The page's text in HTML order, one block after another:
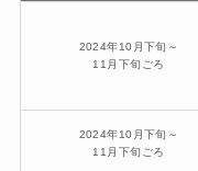
2024年10月下旬～
11月下旬ごろ
2024年10月下旬～
11月下旬ごろ